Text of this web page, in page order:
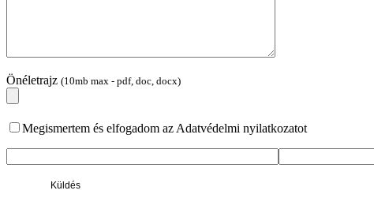
Önéletrajz (10mb max - pdf, doc, docx)
Megismertem és elfogadom az Adatvédelmi nyilatkozatot